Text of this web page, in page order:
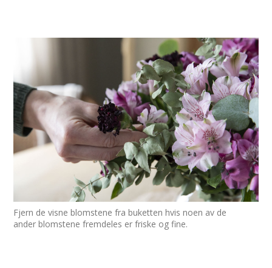
Fjern de visne blomstene fra buketten hvis noen av de
ander blomstene fremdeles er friske og fine.